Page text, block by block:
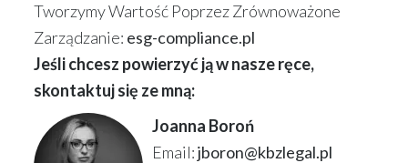
Tworzymy Wartość Poprzez Zrównoważone
Zarządzanie: esg-compliance.pl
Jeśli chcesz powierzyć ją w nasze ręce,
skontaktuj się ze mną:
Joanna Boroń
Email:jboron@kbzlegal.pl